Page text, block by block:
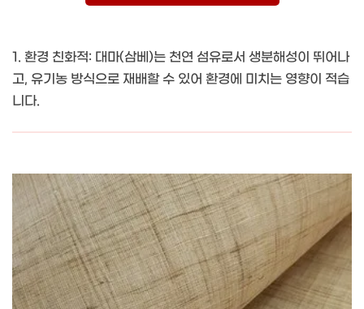
1. 환경 친화적: 대마(삼베)는 천연 섬유로서 생분해성이 뛰어나
고, 유기농 방식으로 재배할 수 있어 환경에 미치는 영향이 적습
니다.